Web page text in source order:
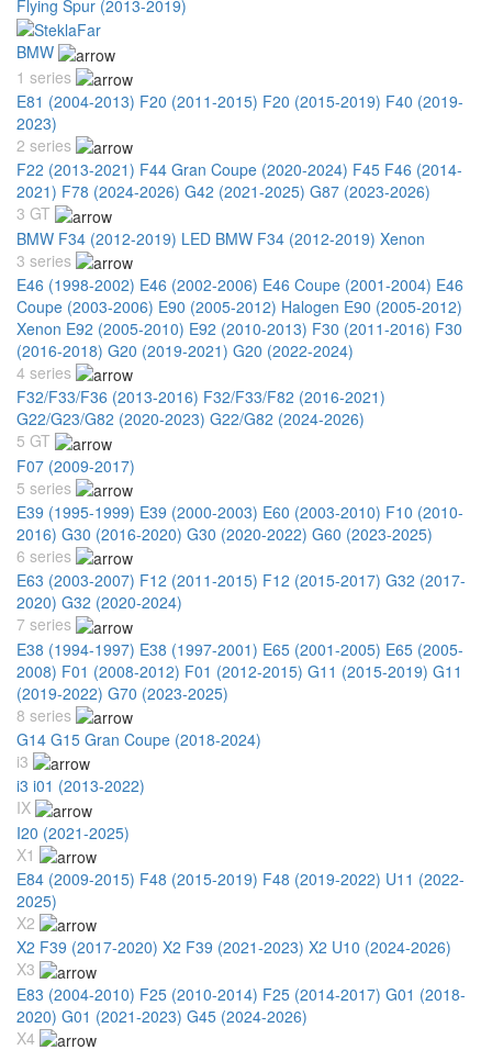
Flying Spur (2013-2019)
BMW
1 series
E81 (2004-2013) F20 (2011-2015) F20 (2015-2019) F40 (2019-
2023)
2 series
F22 (2013-2021) F44 Gran Coupe (2020-2024) F45 F46 (2014-
2021) F78 (2024-2026) G42 (2021-2025) G87 (2023-2026)
3 GT
BMW F34 (2012-2019) LED BMW F34 (2012-2019) Xenon
3 series
E46 (1998-2002) E46 (2002-2006) E46 Coupe (2001-2004) E46
Coupe (2003-2006) E90 (2005-2012) Halogen E90 (2005-2012)
Xenon E92 (2005-2010) E92 (2010-2013) F30 (2011-2016) F30
(2016-2018) G20 (2019-2021) G20 (2022-2024)
4 series
F32/F33/F36 (2013-2016) F32/F33/F82 (2016-2021)
G22/G23/G82 (2020-2023) G22/G82 (2024-2026)
5 GT
F07 (2009-2017)
5 series
E39 (1995-1999) E39 (2000-2003) E60 (2003-2010) F10 (2010-
2016) G30 (2016-2020) G30 (2020-2022) G60 (2023-2025)
6 series
E63 (2003-2007) F12 (2011-2015) F12 (2015-2017) G32 (2017-
2020) G32 (2020-2024)
7 series
E38 (1994-1997) E38 (1997-2001) E65 (2001-2005) E65 (2005-
2008) F01 (2008-2012) F01 (2012-2015) G11 (2015-2019) G11
(2019-2022) G70 (2023-2025)
8 series
G14 G15 Gran Coupe (2018-2024)
i3
i3 i01 (2013-2022)
IX
I20 (2021-2025)
X1
E84 (2009-2015) F48 (2015-2019) F48 (2019-2022) U11 (2022-
2025)
X2
X2 F39 (2017-2020) X2 F39 (2021-2023) X2 U10 (2024-2026)
X3
E83 (2004-2010) F25 (2010-2014) F25 (2014-2017) G01 (2018-
2020) G01 (2021-2023) G45 (2024-2026)
X4